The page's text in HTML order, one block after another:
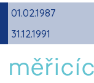
01.02.1987
31.12.1991